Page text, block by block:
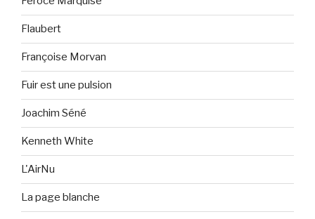
Flaubert
Françoise Morvan
Fuir est une pulsion
Joachim Séné
Kenneth White
L'AirNu
La page blanche